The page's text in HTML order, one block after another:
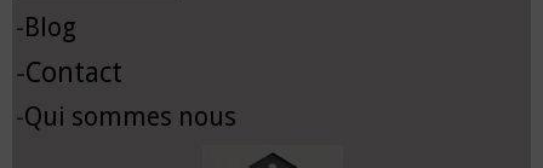
- Blog
-Contact
-Qui sommes nous